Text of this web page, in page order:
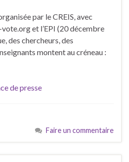
par le CREIS, avec
et l’EPI (20 décembre
des chercheurs, des
montent au créneau :
de presse
Faire un commentaire